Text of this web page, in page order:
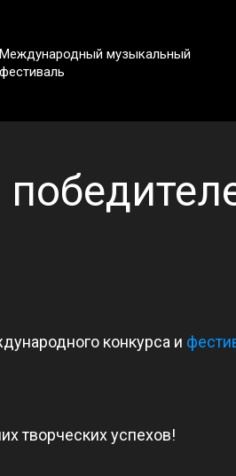
Международный музыкальный
фестиваль
конкурса и
творческих успехов!